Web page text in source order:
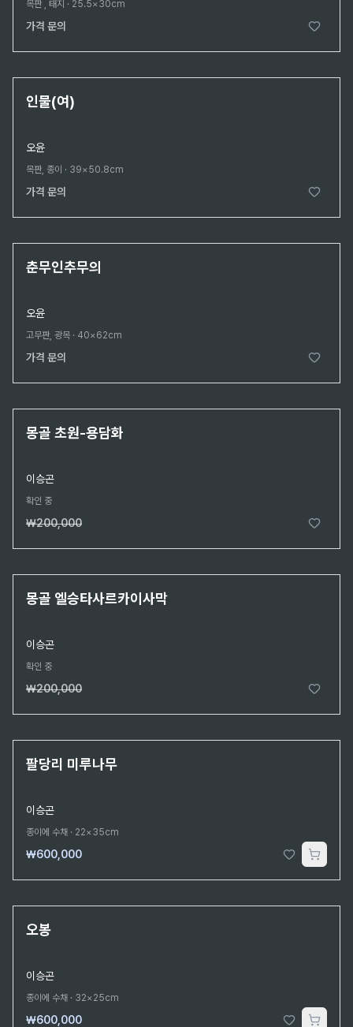
목판 , 태지 · 25.5×30cm
가격 문의
생전 진작(眞作)
인물(여)
오윤
목판, 종이 · 39×50.8cm
가격 문의
생전 진작(眞作)
춘무인추무의
오윤
고무판, 광목 · 40×62cm
가격 문의
2026.8.4 판매
몽골 초원-용담화
이승곤
확인 중
₩200,000
2026.8.4 판매
몽골 엘승타사르카이사막
이승곤
확인 중
₩200,000
단 1점뿐인 원작
팔당리 미루나무
이승곤
종이에 수채 · 22×35cm
₩600,000
단 1점뿐인 원작
오봉
이승곤
종이에 수채 · 32×25cm
₩600,000